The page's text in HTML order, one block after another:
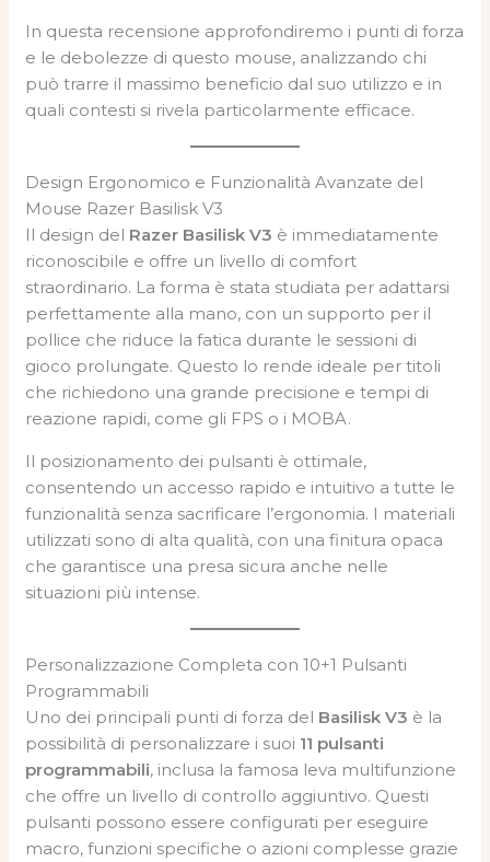
In questa recensione approfondiremo i punti di forza
e le debolezze di questo mouse, analizzando chi
può trarre il massimo beneficio dal suo utilizzo e in
quali contesti si rivela particolarmente efficace.
Design Ergonomico e Funzionalità Avanzate del
Mouse Razer Basilisk V3
Il design del Razer Basilisk V3 è immediatamente
riconoscibile e offre un livello di comfort
straordinario. La forma è stata studiata per adattarsi
perfettamente alla mano, con un supporto per il
pollice che riduce la fatica durante le sessioni di
gioco prolungate. Questo lo rende ideale per titoli
che richiedono una grande precisione e tempi di
reazione rapidi, come gli FPS o i MOBA.
Il posizionamento dei pulsanti è ottimale,
consentendo un accesso rapido e intuitivo a tutte le
funzionalità senza sacrificare l’ergonomia. I materiali
utilizzati sono di alta qualità, con una finitura opaca
che garantisce una presa sicura anche nelle
situazioni più intense.
Personalizzazione Completa con 10+1 Pulsanti
Programmabili
Uno dei principali punti di forza del Basilisk V3 è la
possibilità di personalizzare i suoi 11 pulsanti
programmabili, inclusa la famosa leva multifunzione
che offre un livello di controllo aggiuntivo. Questi
pulsanti possono essere configurati per eseguire
macro, funzioni specifiche o azioni complesse grazie